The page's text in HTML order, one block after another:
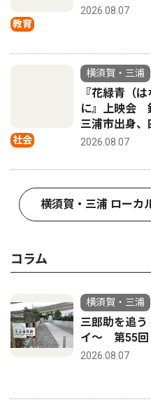
教育
2026.08.07
社会
横須賀・三浦
『花緑青（
に』上映会
三浦市出身
2026.08.07
横須賀・三浦 ローカ
コラム
横須賀・三浦
三郎助を追う
イ〜 第55
2026.08.07